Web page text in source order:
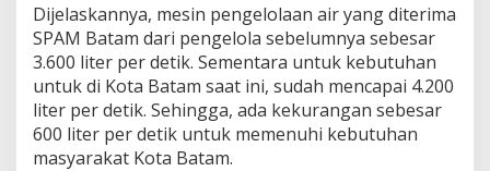
Dijelaskannya, mesin pengelolaan air yang diterima
SPAM Batam dari pengelola sebelumnya sebesar
3.600 liter per detik. Sementara untuk kebutuhan
untuk di Kota Batam saat ini, sudah mencapai 4.200
liter per detik. Sehingga, ada kekurangan sebesar
600 liter per detik untuk memenuhi kebutuhan
masyarakat Kota Batam.